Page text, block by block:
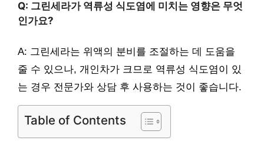
Q: 그린세라가 역류성 식도염에 미치는 영향은 무엇
인가요?
A: 그린세라는 위액의 분비를 조절하는 데 도움을
줄 수 있으나, 개인차가 크므로 역류성 식도염이 있
는 경우 전문가와 상담 후 사용하는 것이 좋습니다.
Table of Contents